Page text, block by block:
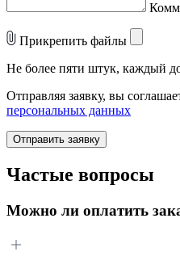
Прикрепить файлы
Не более пяти штук, каждый
Отправляя заявку, вы
персональных данных
Отправить заявку
Частые вопросы
Можно ли оплатить